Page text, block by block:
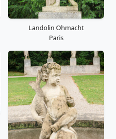
Landolin Ohmacht
Paris